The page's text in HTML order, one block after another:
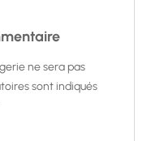
ne sera pas
sont indiqués